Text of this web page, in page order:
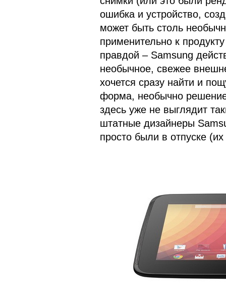
ошибка и устройство,
может быть столь
применительно к
правдой – Samsung
необычное, свежее
хочется сразу найти и
форма, необычно
здесь уже не выглядит
штатные дизайнеры
просто были в отпуске